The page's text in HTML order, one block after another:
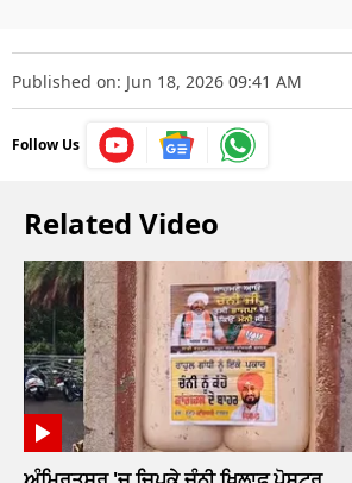
Published on: Jun 18, 2026 09:41 AM
Follow Us
Related Video